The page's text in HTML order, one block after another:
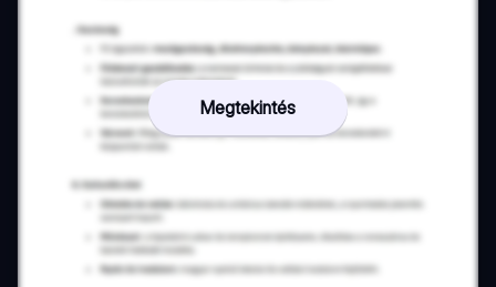
Megtekintés